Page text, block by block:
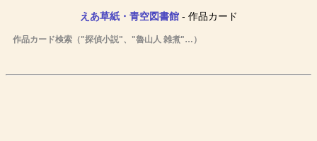
えあ草紙・青空図書館- 作品カード
作品カード検索（"探偵小説"、"魯山人 雑煮"…）